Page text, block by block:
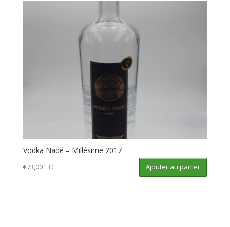
Vodka Nadé – Millésime 2017
€73,00TTC Ajouter au panier